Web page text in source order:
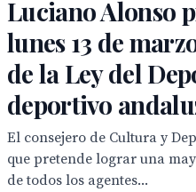
Luciano Alonso
lunes 13 de
de la Ley del
deportivo
El consejero de Cultura y
que pretende lograr una
de todos los agentes...